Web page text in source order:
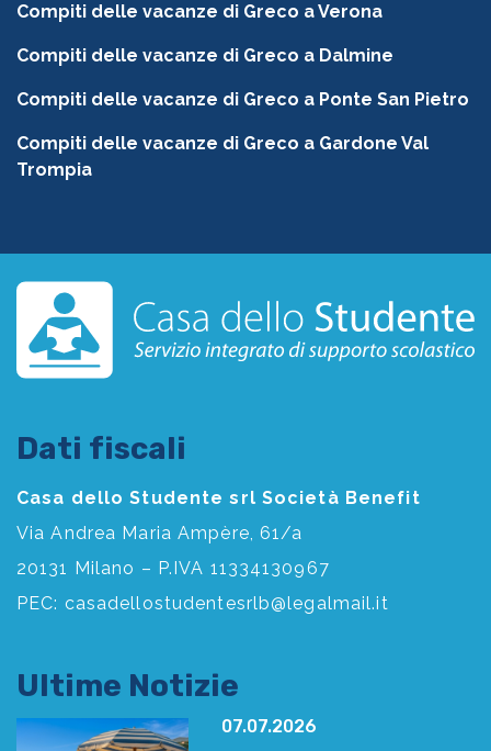
Compiti delle vacanze di Greco a Verona
Compiti delle vacanze di Greco a Dalmine
Compiti delle vacanze di Greco a Ponte San Pietro
Compiti delle vacanze di Greco a Gardone Val
Trompia
Dati fiscali
Casa dello Studente srl Società Benefit
Via Andrea Maria Ampère, 61/a
20131 Milano – P.IVA 11334130967
PEC: casadellostudentesrlb@legalmail.it
Ultime Notizie
07.07.2026